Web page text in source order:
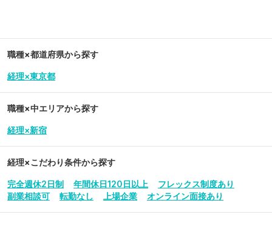
職種×都道府県から探す
経理×東京都
職種×中エリアから探す
経理×新宿
経理×こだわり条件から探す
完全週休2日制 年間休日120日以上
フレックス制度あり
副業相談可
転勤なし 上場企業 オンライン面接あり